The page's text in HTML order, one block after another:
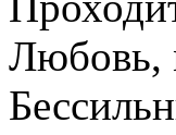
Любовь,